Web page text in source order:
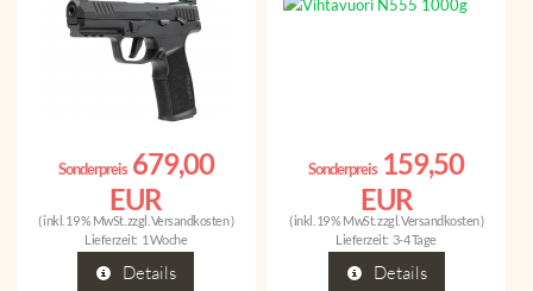
Sonderpreis679,00
EUR
( inkl. 19 % MwSt. zzgl. Versandkosten)
Lieferzeit: 1 Woche
Details
Sonderpreis159,50
EUR
( inkl. 19 % MwSt. zzgl.Versandkosten)
Lieferzeit: 3-4 Tage
Details